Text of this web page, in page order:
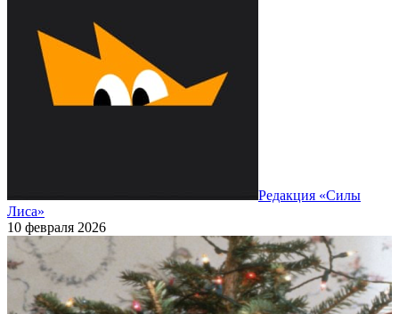
Редакция «Силы
Лиса»
10 февраля 2026